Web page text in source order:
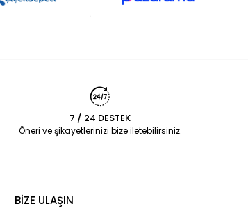
7 / 24 DESTEK
Öneri ve şikayetlerinizi bize iletebilirsiniz.
BİZE ULAŞIN